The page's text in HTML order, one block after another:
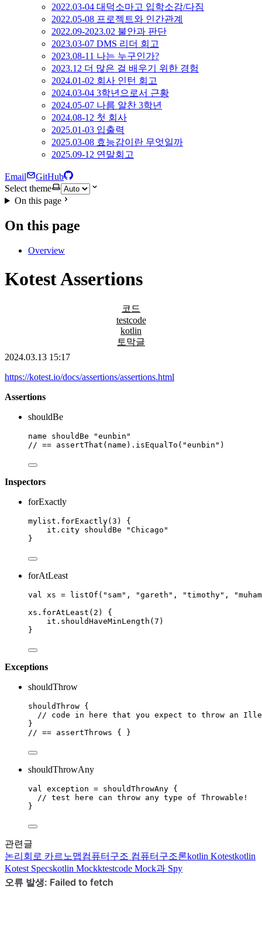
2022.03-04 대덕소마고 입학소감/다짐
2022.05-08 프로젝트와 인간관계
2022.09-2023.02 불안과 판단
2023.03-07 DMS 리더 회고
2023.08-11 나는 누구인가?
2023.12 더 많은 걸 배우기 위한 경험
2024.01-02 회사 인턴 회고
2024.03-04 3학년으로서 근황
2024.05-07 나름 알찬 3학년
2024.08-12 첫 회사
2025.01-03 입출력
2025.03-08 효능감이란 무엇일까
2025.09-12 연말회고
Email
GitHub
Select theme
On this page
On this page
Overview
Kotest Assertions
코드
testcode
kotlin
토막글
2024.03.13 15:17
https://kotest.io/docs/assertions/assertions.html
Assertions
shouldBe
name shouldBe
"eunbin"
// == assertThat(name).isEqualTo("eunbin")
Inspectors
forExactly
mylist. forExactly(3 ) {
it.city shouldBe
"Chicago"
}
forAtLeast
val xs = listOf ( "sam" , "gareth" , "timothy" ,
xs. forAtLeast ( 2 ) {
it. shouldHaveMinLength (7 )
}
Exceptions
shouldThrow
shouldThrow {
// code in here that you expect to throw an
}
// == assertThrows { }
shouldThrowAny
val exception = shouldThrowAny {
// test here can throw any type of Throwable!
}
관련글
논리회로 카르노맵컴퓨터구조 컴퓨터구조론kotlin Kotestkotlin
Kotest Specskotlin Mockktestcode Mock과 Spy